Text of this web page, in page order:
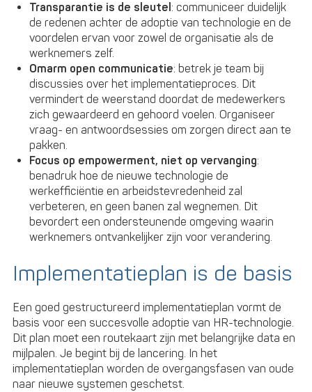
Transparantie is de sleutel: communiceer duidelijk
de redenen achter de adoptie van technologie en de
voordelen ervan voor zowel de organisatie als de
werknemers zelf.
Omarm open communicatie: betrek je team bij
discussies over het implementatieproces. Dit
vermindert de weerstand doordat de medewerkers
zich gewaardeerd en gehoord voelen. Organiseer
vraag- en antwoordsessies om zorgen direct aan te
pakken.
Focus op empowerment, niet op vervanging:
benadruk hoe de nieuwe technologie de
werkefficiëntie en arbeidstevredenheid zal
verbeteren, en geen banen zal wegnemen. Dit
bevordert een ondersteunende omgeving waarin
werknemers ontvankelijker zijn voor verandering.
Implementatieplan is de basis
Een goed gestructureerd implementatieplan vormt de
basis voor een succesvolle adoptie van HR-technologie.
Dit plan moet een routekaart zijn met belangrijke data en
mijlpalen. Je begint bij de lancering. In het
implementatieplan worden de overgangsfasen van oude
naar nieuwe systemen geschetst.